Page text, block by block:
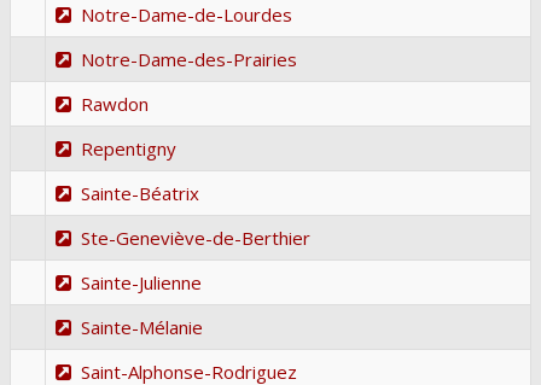
Notre-Dame-de-Lourdes
Notre-Dame-des-Prairies
Rawdon
Repentigny
Sainte-Béatrix
Ste-Geneviève-de-Berthier
Sainte-Julienne
Sainte-Mélanie
Saint-Alphonse-Rodriguez